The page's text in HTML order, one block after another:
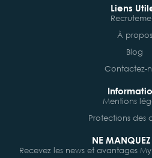
Liens
À propos
Blog
Contactez-
Mentions
Protections des
NE MANQUEZ
Recevez les news et avantages